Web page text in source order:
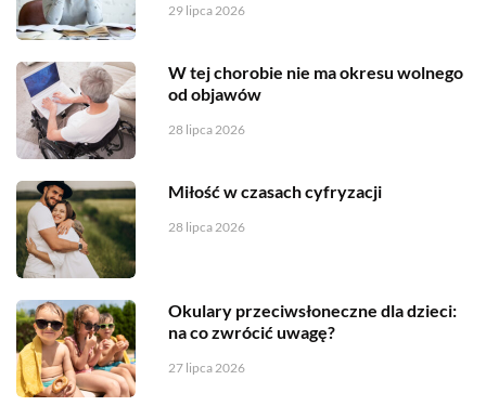
29 lipca 2026
W tej chorobie nie ma okresu wolnego
od objawów
28 lipca 2026
Miłość w czasach cyfryzacji
28 lipca 2026
Okulary przeciwsłoneczne dla dzieci:
na co zwrócić uwagę?
27 lipca 2026